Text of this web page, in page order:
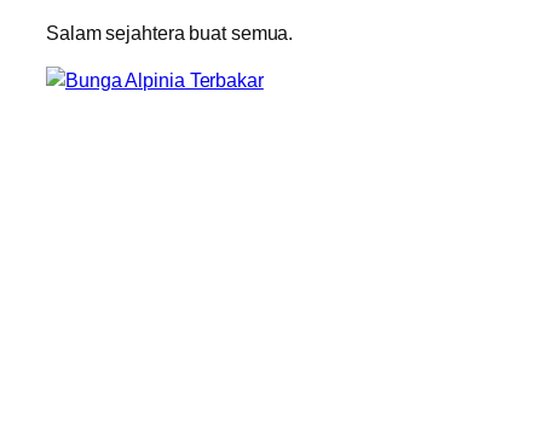
Salam sejahtera buat semua.